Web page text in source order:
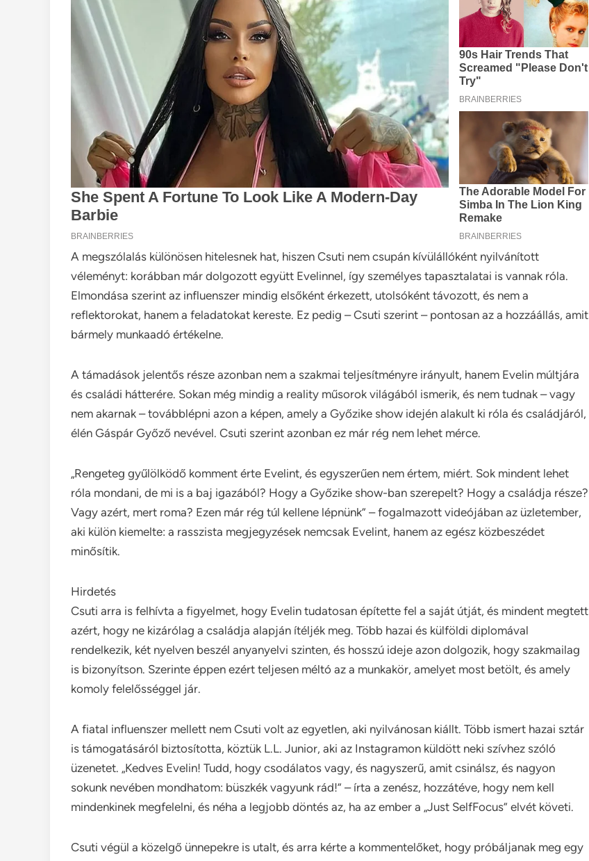
A megszólalás különösen hitelesnek hat, hiszen Csuti nem csupán kívülállóként nyilvánított
véleményt: korábban már dolgozott együtt Evelinnel, így személyes tapasztalatai is vannak róla.
Elmondása szerint az influenszer mindig elsőként érkezett, utolsóként távozott, és nem a
reflektorokat, hanem a feladatokat kereste. Ez pedig – Csuti szerint – pontosan az a hozzáállás, amit
bármely munkaadó értékelne.
A támadások jelentős része azonban nem a szakmai teljesítményre irányult, hanem Evelin múltjára
és családi hátterére. Sokan még mindig a reality műsorok világából ismerik, és nem tudnak – vagy
nem akarnak – továbblépni azon a képen, amely a Győzike show idején alakult ki róla és családjáról,
élén Gáspár Győző nevével. Csuti szerint azonban ez már rég nem lehet mérce.
„Rengeteg gyűlölködő komment érte Evelint, és egyszerűen nem értem, miért. Sok mindent lehet
róla mondani, de mi is a baj igazából? Hogy a Győzike show-ban szerepelt? Hogy a családja része?
Vagy azért, mert roma? Ezen már rég túl kellene lépnünk” – fogalmazott videójában az üzletember,
aki külön kiemelte: a rasszista megjegyzések nemcsak Evelint, hanem az egész közbeszédet
minősítik.
Hirdetés
Csuti arra is felhívta a figyelmet, hogy Evelin tudatosan építette fel a saját útját, és mindent megtett
azért, hogy ne kizárólag a családja alapján ítéljék meg. Több hazai és külföldi diplomával
rendelkezik, két nyelven beszél anyanyelvi szinten, és hosszú ideje azon dolgozik, hogy szakmailag
is bizonyítson. Szerinte éppen ezért teljesen méltó az a munkakör, amelyet most betölt, és amely
komoly felelősséggel jár.
A fiatal influenszer mellett nem Csuti volt az egyetlen, aki nyilvánosan kiállt. Több ismert hazai sztár
is támogatásáról biztosította, köztük L.L. Junior, aki az Instagramon küldött neki szívhez szóló
üzenetet. „Kedves Evelin! Tudd, hogy csodálatos vagy, és nagyszerű, amit csinálsz, és nagyon
sokunk nevében mondhatom: büszkék vagyunk rád!” – írta a zenész, hozzátéve, hogy nem kell
mindenkinek megfelelni, és néha a legjobb döntés az, ha az ember a „Just SelfFocus” elvét követi.
Csuti végül a közelgő ünnepekre is utalt, és arra kérte a kommentelőket, hogy próbáljanak meg egy